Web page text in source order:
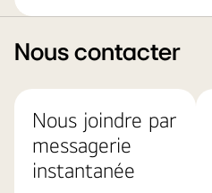
Nous contacter
Nous joindre par
messagerie
instantanée